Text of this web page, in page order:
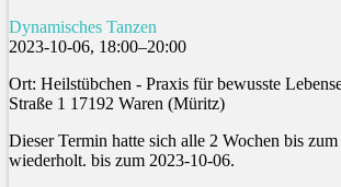
Dynamisches Tanzen
2023-10-06, 18:00–20:00
Ort: Heilstübchen - Praxis für bewusste
Straße 1 17192 Waren (Müritz)
Dieser Termin hatte sich alle 2 Wochen bis
wiederholt. bis zum 2023-10-06.